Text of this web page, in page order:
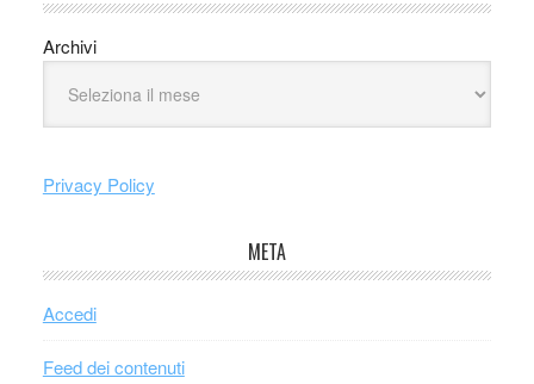
Archivi
Privacy Policy
META
Accedi
Feed dei contenuti